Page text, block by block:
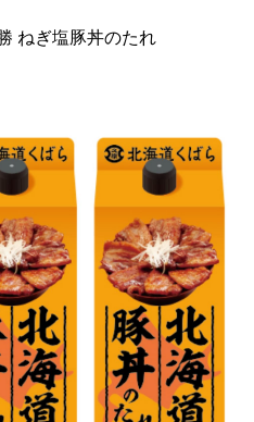
ねぎ塩豚丼のたれ